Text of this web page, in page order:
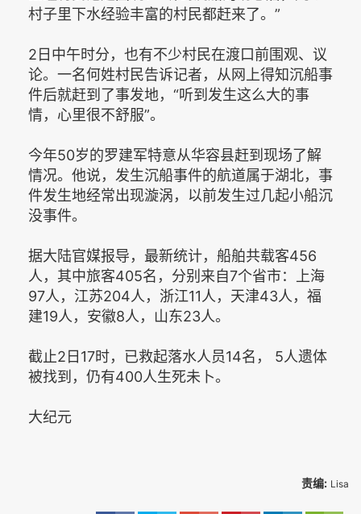
村子里下水经验丰富的村民都赶来了。”
2日中午时分，也有不少村民在渡口前围观、议
论。一名何姓村民告诉记者，从网上得知沉船事
件后就赶到了事发地，“听到发生这么大的事
情，心里很不舒服”。
今年50岁的罗建军特意从华容县赶到现场了解
情况。他说，发生沉船事件的航道属于湖北，事
件发生地经常出现漩涡，以前发生过几起小船沉
没事件。
据大陆官媒报导，最新统计，船舶共载客456
人，其中旅客405名，分别来自7个省市：上海
97人，江苏204人，浙江11人，天津43人，福
建19人，安徽8人，山东23人。
截止2日17时，已救起落水人员14名， 5人遗体
被找到，仍有400人生死未卜。
大纪元
责编: Lisa